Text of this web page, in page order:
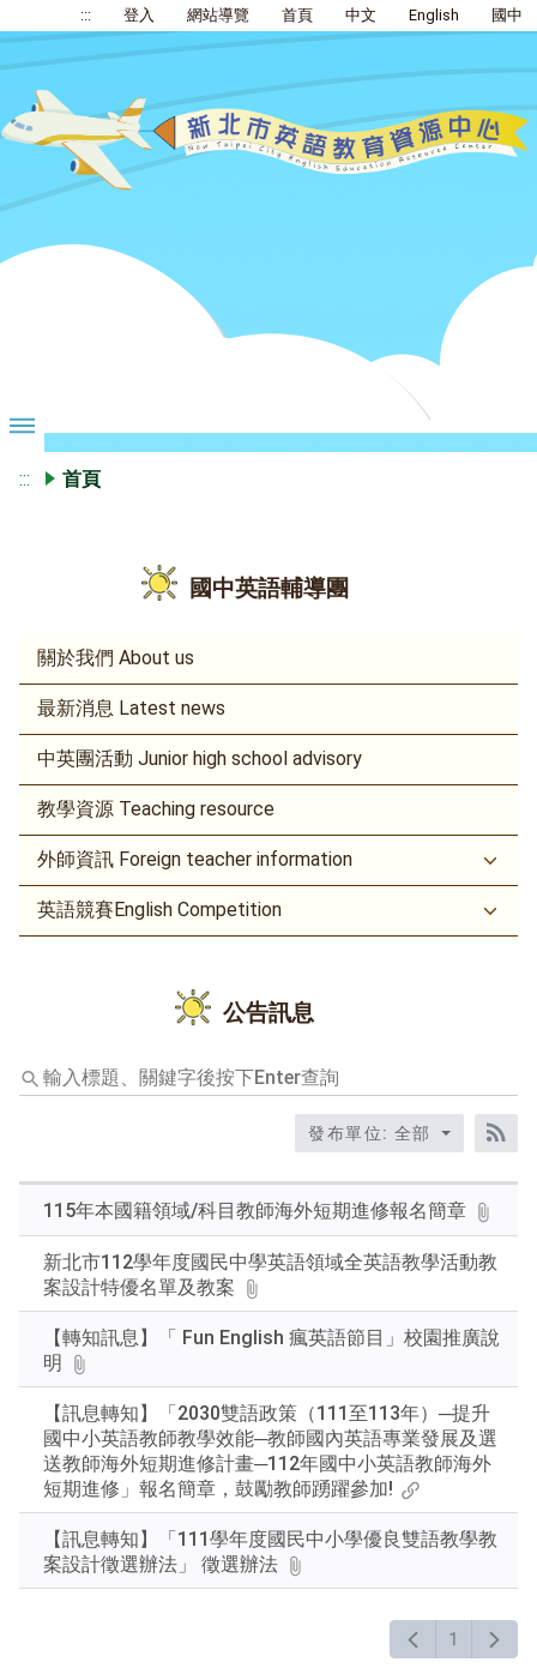
::: 登入 網站導覽 首頁 中文 English 國中
::: 首頁
國中英語輔導團
關於我們 About us
最新消息 Latest news
中英團活動 Junior high school advisory
教學資源 Teaching resource
外師資訊 Foreign teacher information
英語競賽English Competition
公告訊息
輸
入
發布單位: 全部
115年本國籍領域/科目教師海外短期進修報名簡章
新北市112學年度國民中學英語領域全英語教學活動教
案設計特優名單及教案
【轉知訊息】「 Fun English 瘋英語節目」校園推廣說
明
【訊息轉知】「2030雙語政策（111至113年）─提升
國中小英語教師教學效能─教師國內英語專業發展及選
送教師海外短期進修計畫─112年國中小英語教師海外
短期進修」報名簡章，鼓勵教師踴躍參加!
【訊息轉知】「111學年度國民中小學優良雙語教學教
案設計徵選辦法」 徵選辦法
1